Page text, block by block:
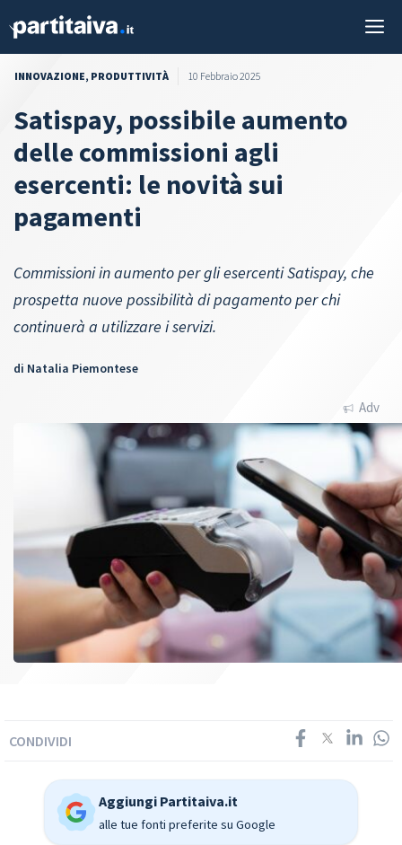
INNOVAZIONE, PRODUTTIVITÀ 10 Febbraio 2025
Satispay, possibile aumento
delle commissioni agli
esercenti: le novità sui
pagamenti
Commissioni in aumento per gli esercenti Satispay, che
prospetta nuove possibilità di pagamento per chi
continuerà a utilizzare i servizi.
di Natalia Piemontese
Adv
CONDIVIDI
Aggiungi Partitaiva.it
alle tue fonti preferite su Google